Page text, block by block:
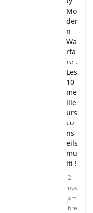
Mo
der
n
Wa
rfa
re :
Les
10
me
ille
urs
co
ns
eils
mu
lti !
2
nov
em
bre